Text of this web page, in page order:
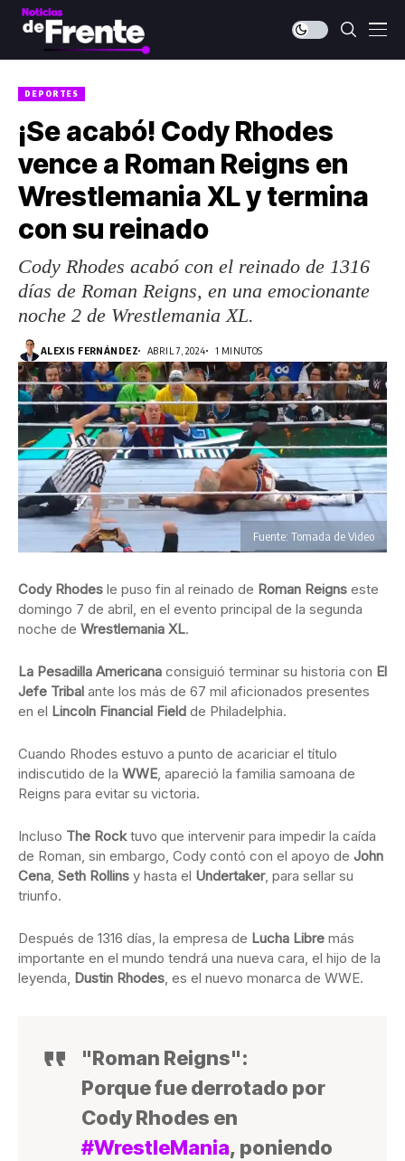
DEPORTES
¡Se acabó! Cody Rhodes
vence a Roman Reigns en
Wrestlemania XL y termina
con su reinado
Cody Rhodes acabó con el reinado de 1316
días de Roman Reigns, en una emocionante
noche 2 de Wrestlemania XL.
ALEXIS FERNÁNDEZ ABRIL 7, 2024 1 MINUTOS
Fuente: Tomada de Video
Cody Rhodes le puso fin al reinado de Roman Reigns este
domingo 7 de abril, en el evento principal de la segunda
noche de Wrestlemania XL.
La Pesadilla Americana consiguió terminar su historia con El
Jefe Tribal ante los más de 67 mil aficionados presentes
en el Lincoln Financial Field de Philadelphia.
Cuando Rhodes estuvo a punto de acariciar el título
indiscutido de la WWE, apareció la familia samoana de
Reigns para evitar su victoria.
Incluso The Rocktuvo que intervenir para impedir la caída
de Roman, sin embargo, Cody contó con el apoyo de John
Cena, Seth Rollins y hasta el Undertaker, para sellar su
triunfo.
Después de 1316 días, la empresa de Lucha Libre más
importante en el mundo tendrá una nueva cara, el hijo de la
leyenda, Dustin Rhodes, es el nuevo monarca de WWE.
"Roman Reigns":
Porque fue derrotado por
Cody Rhodes en
#WrestleMania, poniendo